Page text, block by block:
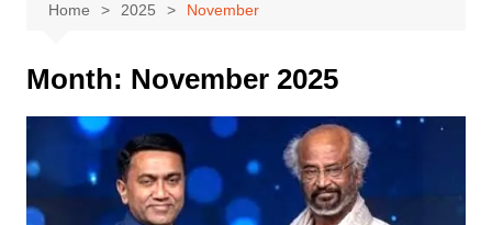
Home 2025 November
Month: November 2025